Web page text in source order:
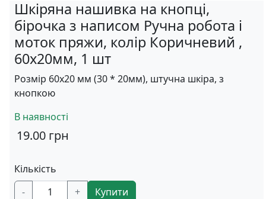
Шкіряна нашивка на кнопці,
бірочка з написом Ручна робота і
моток пряжи, колір Коричневий ,
60х20мм, 1 шт
Розмір 60х20 мм (30 * 20мм), штучна шкіра, з
кнопкою
В наявності
19.00 грн
Кількість
-
+ Купити